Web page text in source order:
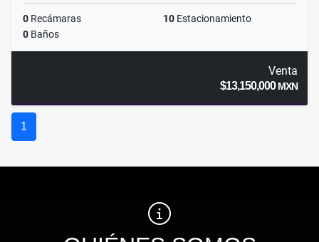
0 Recámaras 10 Estacionamiento
0 Baños
Venta
$13,150,000MXN
1